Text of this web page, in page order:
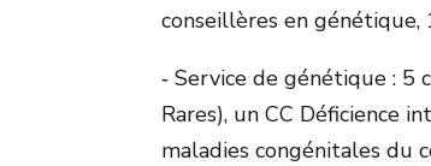
conseillères en génétique,
‐ Service de génétique : 5
Rares), un CC Déficience
maladies congénitales du